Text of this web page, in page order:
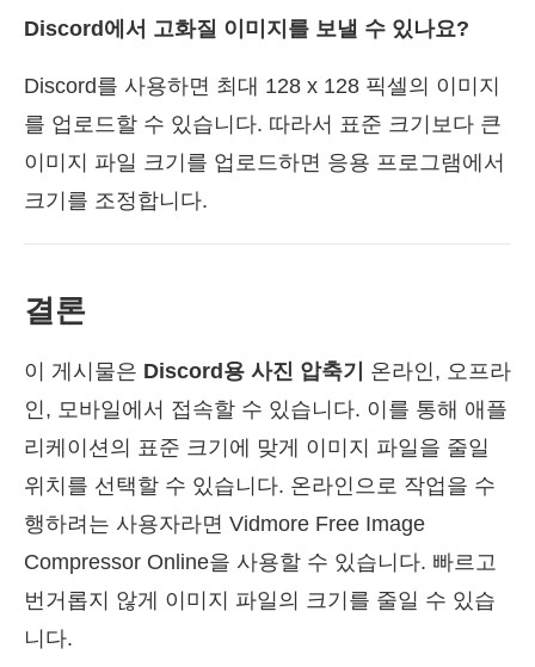
Discord에서 고화질 이미지를 보낼 수 있나요?
Discord를 사용하면 최대 128 x 128 픽셀의 이미지
를 업로드할 수 있습니다. 따라서 표준 크기보다 큰
이미지 파일 크기를 업로드하면 응용 프로그램에서
크기를 조정합니다.
결론
이 게시물은 Discord용 사진 압축기
온라인, 오프라
인, 모바일에서 접속할 수 있습니다. 이를 통해 애플
리케이션의 표준 크기에 맞게 이미지 파일을 줄일
위치를 선택할 수 있습니다. 온라인으로 작업을 수
행하려는 사용자라면 Vidmore Free Image
Compressor Online을 사용할 수 있습니다. 빠르고
번거롭지 않게 이미지 파일의 크기를 줄일 수 있습
니다.